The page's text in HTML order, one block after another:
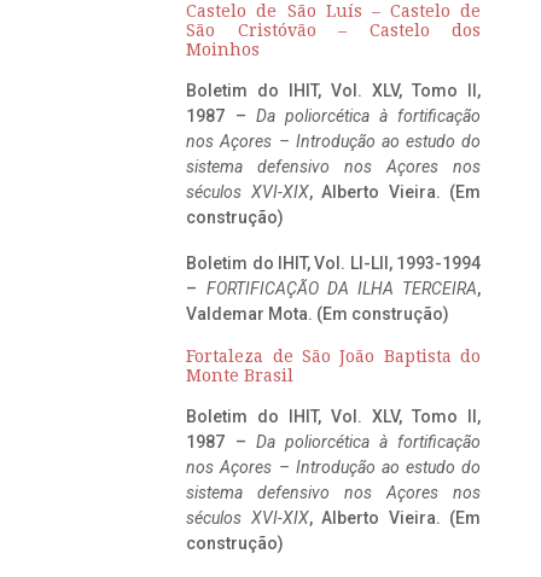
Castelo de São Luís – Castelo de
São Cristóvão – Castelo dos
Moinhos
Boletim do IHIT, Vol. XLV, Tomo II,
1987 – Da poliorcética à fortificação
nos Açores – Introdução ao estudo do
sistema defensivo nos Açores nos
séculos XVI-XIX, Alberto Vieira. (Em
construção)
Boletim do IHIT, Vol. LI-LII, 1993-1994
– FORTIFICAÇÃO DA ILHA TERCEIRA,
Valdemar Mota. (Em construção)
Fortaleza de São João Baptista do
Monte Brasil
Boletim do IHIT, Vol. XLV, Tomo II,
1987 – Da poliorcética à fortificação
nos Açores – Introdução ao estudo do
sistema defensivo nos Açores nos
séculos XVI-XIX, Alberto Vieira. (Em
construção)